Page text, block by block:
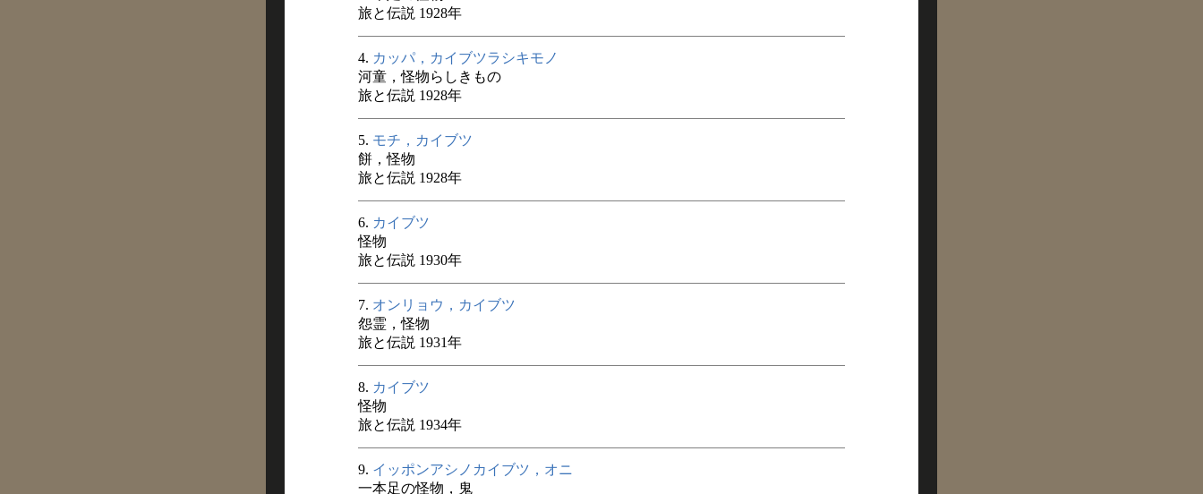
旅と伝説 1928年
4. カッパ，カイブツラシキモノ
河童，怪物らしきもの
旅と伝説 1928年
5. モチ，カイブツ
餅，怪物
旅と伝説 1928年
6. カイブツ
怪物
旅と伝説 1930年
7. オンリョウ，カイブツ
怨霊，怪物
旅と伝説 1931年
8. カイブツ
怪物
旅と伝説 1934年
9. イッポンアシノカイブツ，オニ
一本足の怪物，鬼